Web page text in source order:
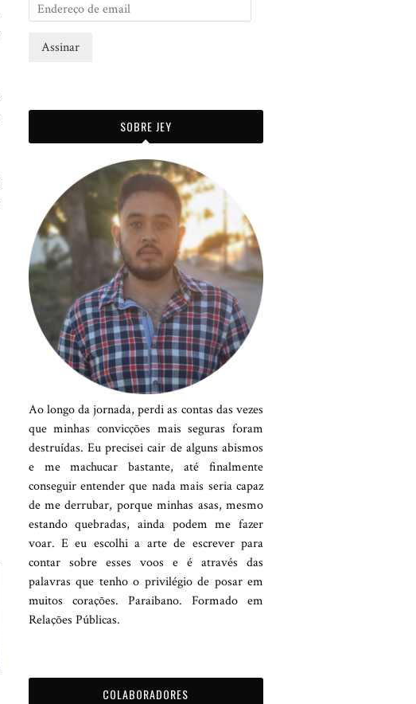
e
o
a
i
l
SOBRE JEY
Ao longo da jornada, perdi as contas das vezes
que minhas convicções mais seguras foram
destruídas. Eu precisei cair de alguns abismos
e me machucar bastante, até finalmente
conseguir entender que nada mais seria capaz
de me derrubar, porque minhas asas, mesmo
estando quebradas, ainda podem me fazer
voar. E eu escolhi a arte de escrever para
contar sobre esses voos e é através das
palavras que tenho o privilégio de posar em
muitos corações. Paraibano. Formado em
Relações Públicas.
COLABORADORES